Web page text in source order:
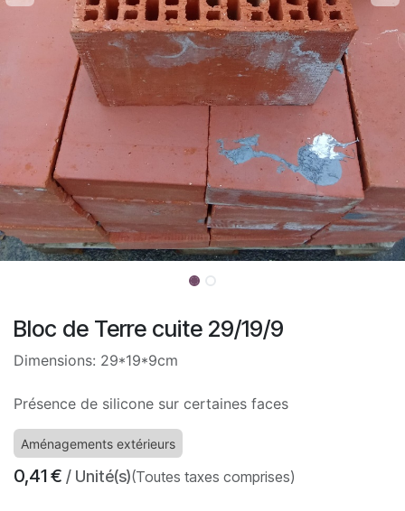
Bloc de Terre cuite 29/19/9
Dimensions: 29*19*9cm
Présence de silicone sur certaines faces
Aménagements extérieurs
0,41€ / Unité(s)(Toutes taxes comprises)